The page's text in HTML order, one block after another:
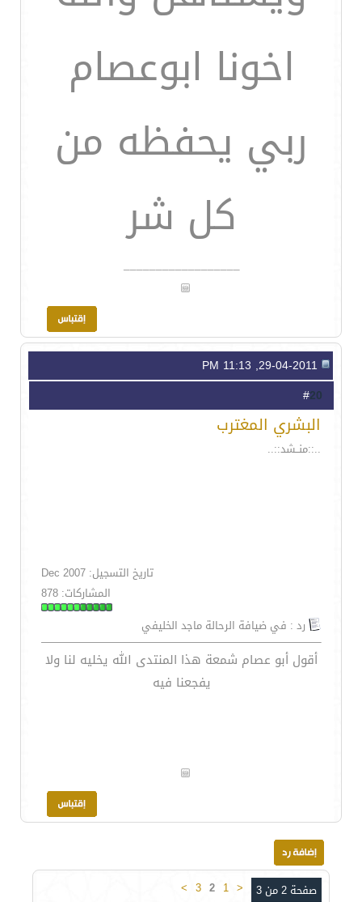
اخونا ابوعصام
ربي يحفظه من
كل شر
__________________
20
البشري المغترب
..::منــشد::..
تاريخ التسجيل: Dec 2007
المشاركات: 878
رد : في ضيافة الرحالة ماجد الخليفي
أقول أبو عصام شمعة هذا المنتدى الله يخليه لنا ولا
يفجعنا فيه
صفحة 2 من 3 <
1
2
3
>